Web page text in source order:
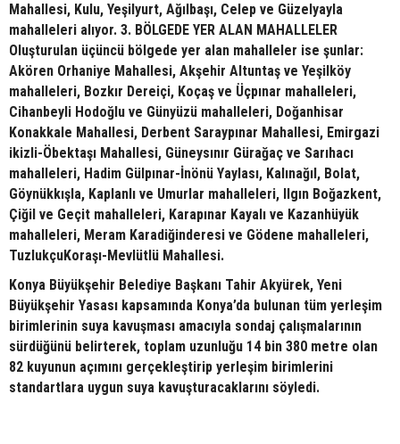
Mahallesi, Kulu, Yeşilyurt, Ağılbaşı, Celep ve Güzelyayla
mahalleleri alıyor. 3. BÖLGEDE YER ALAN MAHALLELER
Oluşturulan üçüncü bölgede yer alan mahalleler ise şunlar:
Akören Orhaniye Mahallesi, Akşehir Altuntaş ve Yeşilköy
mahalleleri, Bozkır Dereiçi, Koçaş ve Üçpınar mahalleleri,
Cihanbeyli Hodoğlu ve Günyüzü mahalleleri, Doğanhisar
Konakkale Mahallesi, Derbent Saraypınar Mahallesi, Emirgazi
ikizli-Öbektaşı Mahallesi, Güneysınır Gürağaç ve Sarıhacı
mahalleleri, Hadim Gülpınar-İnönü Yaylası, Kalınağıl, Bolat,
Göynükkışla, Kaplanlı ve Umurlar mahalleleri, Ilgın Boğazkent,
Çiğil ve Geçit mahalleleri, Karapınar Kayalı ve Kazanhüyük
mahalleleri, Meram Karadiğinderesi ve Gödene mahalleleri,
TuzlukçuKoraşı-Mevlütlü Mahallesi.
Konya Büyükşehir Belediye Başkanı Tahir Akyürek, Yeni
Büyükşehir Yasası kapsamında Konya’da bulunan tüm yerleşim
birimlerinin suya kavuşması amacıyla sondaj çalışmalarının
sürdüğünü belirterek, toplam uzunluğu 14 bin 380 metre olan
82 kuyunun açımını gerçekleştirip yerleşim birimlerini
standartlara uygun suya kavuşturacaklarını söyledi.